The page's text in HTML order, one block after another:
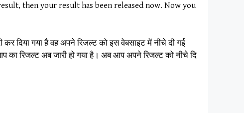
then your result has been released now. Now you
दिया गया है वह अपने रिजल्ट को इस वेबसाइट में नीचे दी गई
का रिजल्ट अब जारी हो गया है। अब आप अपने रिजल्ट को नीचे दि